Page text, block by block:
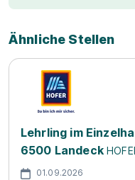
Ähnliche Stellen
Lehrling im
6500 Landeck
01.09.2026